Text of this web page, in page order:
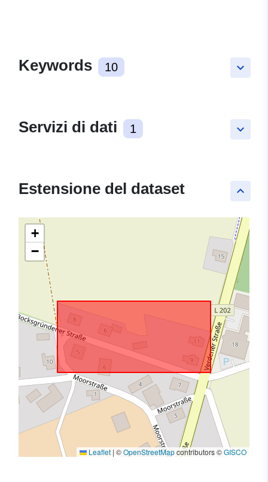
keyboard_arrow_down
Keywords 10
keyboard_arrow_down
Servizi di dati 1
keyboard_arrow_up
Estensione del dataset
+
−
Leaflet | ©OpenStreetMapcontributors ©GISCO